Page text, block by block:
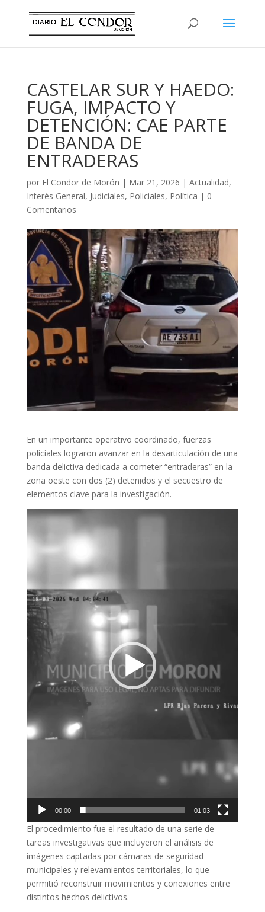
CASTELAR SUR Y HAEDO:
FUGA, IMPACTO Y
DETENCIÓN: CAE PARTE
DE BANDA DE
ENTRADERAS
por El Condor de Morón | Mar 21, 2026 | Actualidad,
Interés General, Judiciales, Policiales, Política | 0
Comentarios
En un importante operativo coordinado, fuerzas
policiales lograron avanzar en la desarticulación de una
banda delictiva dedicada a cometer “entraderas” en la
zona oeste con dos (2) detenidos y el secuestro de
elementos clave para la investigación.
Reproductor
vídeo
00:00 01:03
El procedimiento fue el resultado de una serie de
tareas investigativas que incluyeron el análisis de
imágenes captadas por cámaras de seguridad
municipales y relevamientos territoriales, lo que
permitió reconstruir movimientos y conexiones entre
distintos hechos delictivos.